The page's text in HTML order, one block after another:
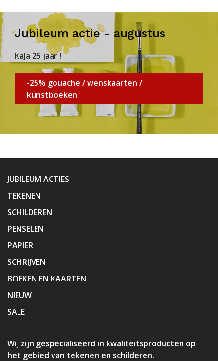
Jubileum actie - augustus
KaJa 25 jaar !
-25% gouache / wenskaarten /
kunstboeken
JUBILEUM ACTIES
TEKENEN
SCHILDEREN
PENSELEN
PAPIER
SCHRIJVEN
BOEKEN EN KAARTEN
NIEUW
SALE
Wij zijn gespecialiseerd in kwaliteitsproducten op
het gebied van tekenen en schilderen.